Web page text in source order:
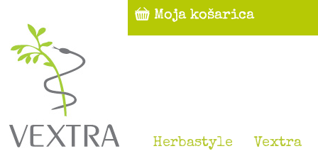
Herbastyle Vextra